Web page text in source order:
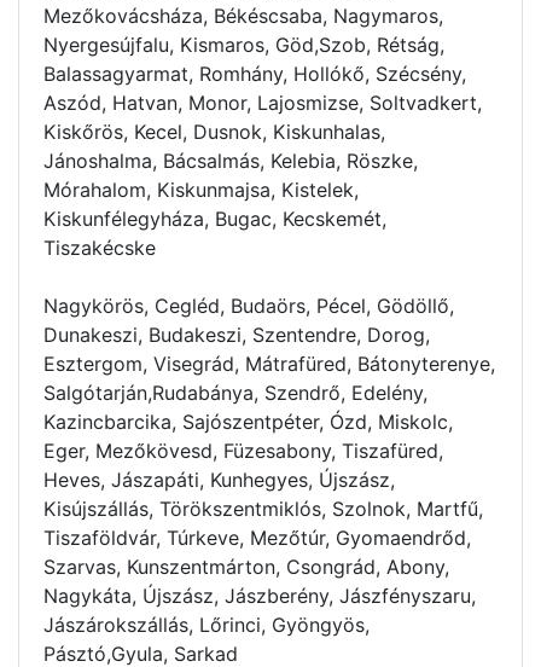
Mezőkovácsháza, Békéscsaba, Nagymaros,
Nyergesújfalu, Kismaros, Göd,Szob, Rétság,
Balassagyarmat, Romhány, Hollókő, Szécsény,
Aszód, Hatvan, Monor, Lajosmizse, Soltvadkert,
Kiskőrös, Kecel, Dusnok, Kiskunhalas,
Jánoshalma, Bácsalmás, Kelebia, Röszke,
Mórahalom, Kiskunmajsa, Kistelek,
Kiskunfélegyháza, Bugac, Kecskemét,
Tiszakécske
Nagykörös, Cegléd, Budaörs, Pécel, Gödöllő,
Dunakeszi, Budakeszi, Szentendre, Dorog,
Esztergom, Visegrád, Mátrafüred, Bátonyterenye,
Salgótarján,Rudabánya, Szendrő, Edelény,
Kazincbarcika, Sajószentpéter, Ózd, Miskolc,
Eger, Mezőkövesd, Füzesabony, Tiszafüred,
Heves, Jászapáti, Kunhegyes, Újszász,
Kisújszállás, Törökszentmiklós, Szolnok, Martfű,
Tiszaföldvár, Túrkeve, Mezőtúr, Gyomaendrőd,
Szarvas, Kunszentmárton, Csongrád, Abony,
Nagykáta, Újszász, Jászberény, Jászfényszaru,
Jászárokszállás, Lőrinci, Gyöngyös,
Pásztó,Gyula, Sarkad